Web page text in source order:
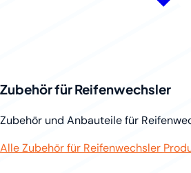
Zubehör für Reifenwechsler
Zubehör und Anbauteile für
Alle Zubehör für Reifenwechsler